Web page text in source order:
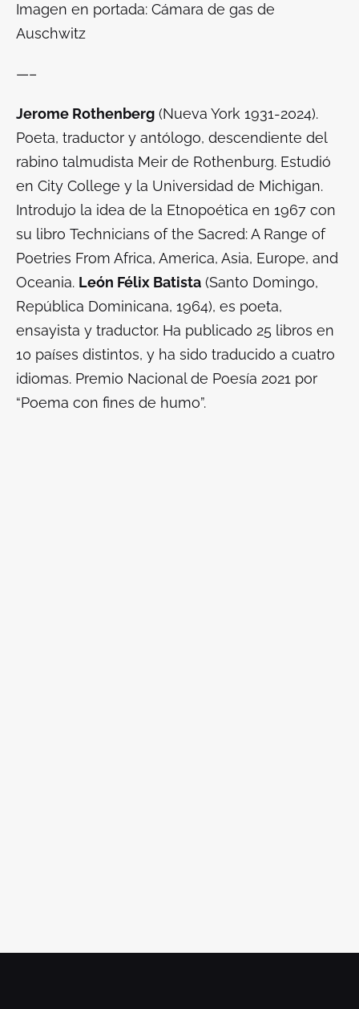
Imagen en portada: Cámara de gas de
Auschwitz
—–
Jerome Rothenberg (Nueva York 1931-2024).
Poeta, traductor y antólogo, descendiente del
rabino talmudista Meir de Rothenburg. Estudió
en City College y la Universidad de Michigan.
Introdujo la idea de la Etnopoética en 1967 con
su libro Technicians of the Sacred: A Range of
Poetries From Africa, America, Asia, Europe, and
Oceania. León Félix Batista (Santo Domingo,
República Dominicana, 1964), es poeta,
ensayista y traductor. Ha publicado 25 libros en
10 países distintos, y ha sido traducido a cuatro
idiomas. Premio Nacional de Poesía 2021 por
“Poema con fines de humo”.